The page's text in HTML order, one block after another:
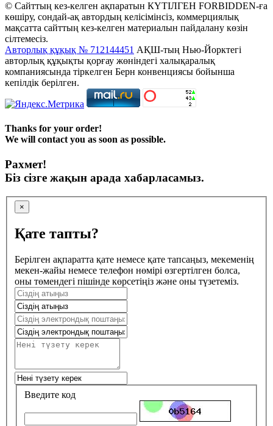
© Сайттың кез-келген ақпаратын КҮТІЛГЕН FORBIDDEN-ға
көшіру, сондай-ақ автордың келісімінсіз, коммерциялық
мақсатта сайттың кез-келген материалын пайдалану көзін
сілтемесіз.
Авторлық құқық № 712144451 АҚШ-тың Нью-Йорктегі
авторлық құқықты қорғау жөніндегі халықаралық
компаниясында тіркелген Берн конвенциясы бойынша
кепілдік берілген.
Thanks for your order!
We will contact you as soon as possible.
Рахмет!
Біз сізге жақын арада хабарласамыз.
×
Қате тапты?
Берілген ақпаратта қате немесе қате тапсаңыз, мекеменің
мекен-жайы немесе телефон нөмірі өзгертілген болса,
оны төмендегі пішінде көрсетіңіз және оны түзетеміз.
Введите код